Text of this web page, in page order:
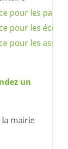
pour les
pour les écoles
pour les
un
mairie